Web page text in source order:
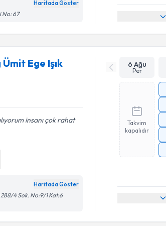
Haritada Göster
No: 67
Ege Işık
insanı çok rahat
Haritada Göster
4 Sok. No:9/1 Kat:6
6 Ağu
Per
Takvim
kapalıdır